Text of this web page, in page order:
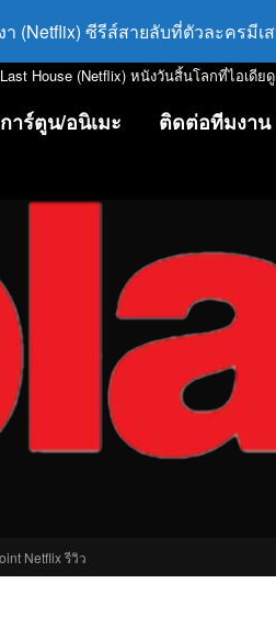
า (Netflix) ซีรีส์สายลับที่ตัวละคร
House (Netflix) หนังวันสิ้นโลกที่ไอเดี
การ์ตูน/อนิเมะ ติดต่อทีมงาน
Netflix รีวิว